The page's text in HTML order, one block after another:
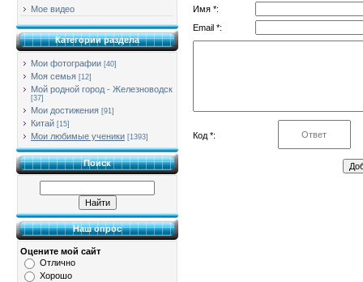
Мое видео
Категории раздела
Мои фотографии [40]
Моя семья [12]
Мой родной город - Железноводск
[37]
Мои достижения [91]
Китай [15]
Мои любимые ученики [1393]
Поиск
Наш опрос
Оцените мой сайт
Отлично
Хорошо
Имя *:
Email *:
Код *: